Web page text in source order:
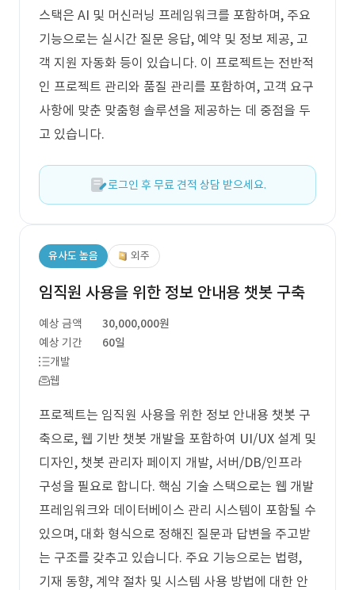
스택은 AI 및 머신러닝 프레임워크를 포함하며, 주요
기능으로는 실시간 질문 응답, 예약 및 정보 제공, 고
객 지원 자동화 등이 있습니다. 이 프로젝트는 전반적
인 프로젝트 관리와 품질 관리를 포함하여, 고객 요구
사항에 맞춘 맞춤형 솔루션을 제공하는 데 중점을 두
고 있습니다.
로그인 후 무료 견적 상담 받으세요.
유사도 높음 외주
임직원 사용을 위한 정보 안내용 챗봇 구축
예상 금액
30,000,000원
예상 기간
60일
개발
웹
프로젝트는 임직원 사용을 위한 정보 안내용 챗봇 구
축으로, 웹 기반 챗봇 개발을 포함하여 UI/UX 설계 및
디자인, 챗봇 관리자 페이지 개발, 서버/DB/인프라
구성을 필요로 합니다. 핵심 기술 스택으로는 웹 개발
프레임워크와 데이터베이스 관리 시스템이 포함될 수
있으며, 대화 형식으로 정해진 질문과 답변을 주고받
는 구조를 갖추고 있습니다. 주요 기능으로는 법령,
기재 동향, 계약 절차 및 시스템 사용 방법에 대한 안